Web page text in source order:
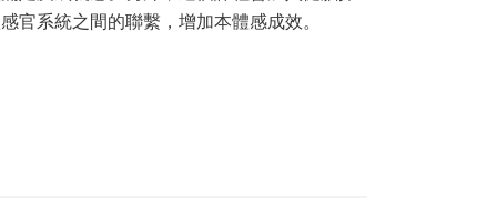
官系統之間的聯繫，增加本體感成效。